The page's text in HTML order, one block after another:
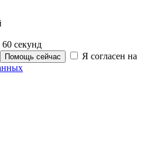
60 секунд
Помощь сейчас
Я согласен на